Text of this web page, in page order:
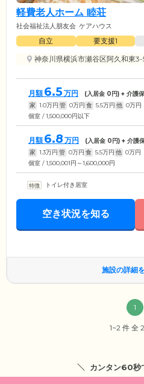
軽費老人ホーム 睦荘
社会福祉法人朋友会 ケアハウス
自立 要支援1
神奈川県横浜市瀬谷区阿久和東3-
月額 6.5 万円 (入居金 0円) + 介護
家 1.0万円 管 0万円 食 5.5万円 他 0万円
個室 / 1,500,000円以下
月額 6.8 万円 (入居金 0円) + 介護
家 1.3万円 管 0万円 食 5.5万円 他 0万円
個室 / 1,500,001円～1,600,000円
トイレ付き居室
空き状況を知る
施設の詳細
1
1~2 件 全
カンタン60秒